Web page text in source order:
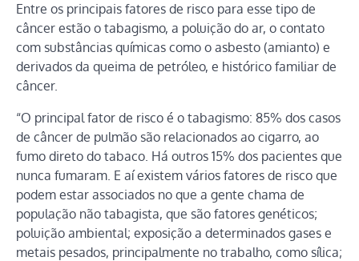
Entre os principais fatores de risco para esse tipo de
câncer estão o tabagismo, a poluição do ar, o contato
com substâncias químicas como o asbesto (amianto) e
derivados da queima de petróleo, e histórico familiar de
câncer.
“O principal fator de risco é o tabagismo: 85% dos casos
de câncer de pulmão são relacionados ao cigarro, ao
fumo direto do tabaco. Há outros 15% dos pacientes que
nunca fumaram. E aí existem vários fatores de risco que
podem estar associados no que a gente chama de
população não tabagista, que são fatores genéticos;
poluição ambiental; exposição a determinados gases e
metais pesados, principalmente no trabalho, como sílica;